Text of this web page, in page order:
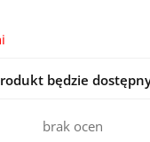
będzie
brak ocen